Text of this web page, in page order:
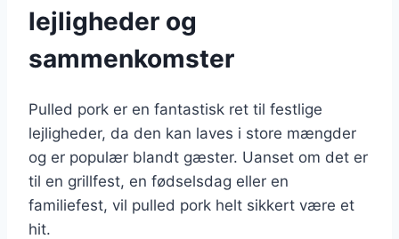
lejligheder og
sammenkomster
Pulled pork er en fantastisk ret til festlige
lejligheder, da den kan laves i store mængder
og er populær blandt gæster. Uanset om det er
til en grillfest, en fødselsdag eller en
familiefest, vil pulled pork helt sikkert være et
hit.